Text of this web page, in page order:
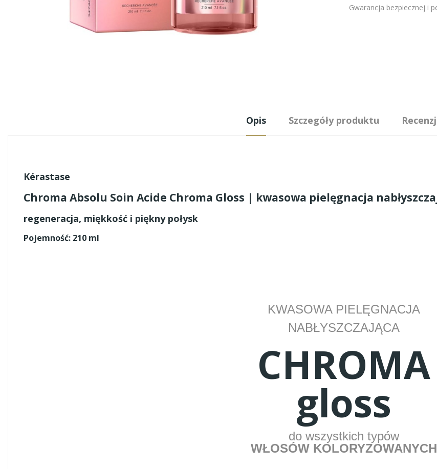
Gwarancja bezpiecznej i
Opis Szczegóły produktu
Kérastase
Chroma Absolu Soin Acide Chroma Gloss | kwasowa pielęgnacja
regeneracja, miękkość i piękny połysk
Pojemność: 210 ml
KWASOWA PIELĘGNACJA
NABŁYSZCZAJĄCA
CHROMA
gloss
do wszystkich typów
WŁOSÓW KOLORYZOWANYCH